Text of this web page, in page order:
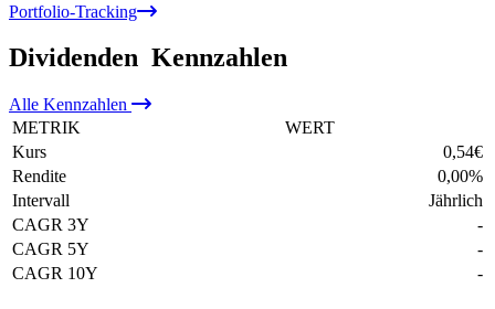
Portfolio-Tracking
Dividenden Kennzahlen
Alle Kennzahlen
METRIK
WERT
Kurs
0,54€
Rendite
0,00%
Intervall
Jährlich
CAGR 3Y
-
CAGR 5Y
-
CAGR 10Y
-